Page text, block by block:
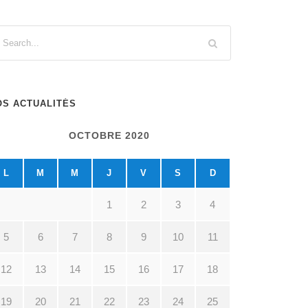
ACTUALITÉS
OCTOBRE 2020
L M M J V S D
1 2 3 4
5 6 7 8 9 10 11
12 13 14 15 16 17 18
19 20 21 22 23 24 25